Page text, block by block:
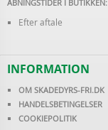
ÅBNINGSTIDER I BUTIKKEN:
Efter aftale
INFORMATION
OM SKADEDYRS-FRI.DK
HANDELSBETINGELSER
COOKIEPOLITIK